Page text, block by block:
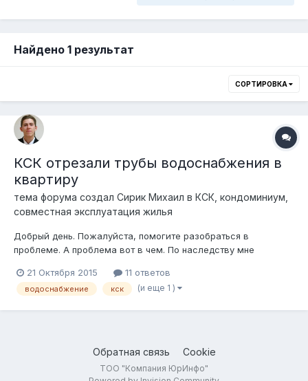
Найдено 1 результат
СОРТИРОВКА
КСК отрезали трубы водоснабжения в
квартиру
тема форума создал Сирик Михаил в КСК, кондоминиум,
совместная эксплуатация жилья
Добрый день. Пожалуйста, помогите разобраться в
проблеме. А проблема вот в чем. По наследству мне
были отрезаны трубы подачи холодной и горячей воды. У
квартиры большие долги за коммунальные услуги. Я начал
21 Октября 2015 11 ответов
водоснабжение кск (и еще 1 )
Обратная связь Cookie
ТОО "Компания ЮрИнфо"